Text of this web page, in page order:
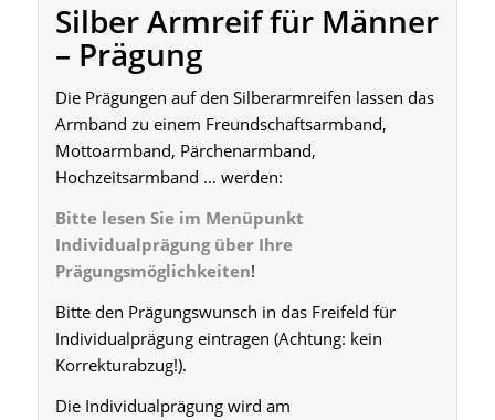
Silber Armreif für Männer
– Prägung
Die Prägungen auf den Silberarmreifen lassen das
Armband zu einem Freundschaftsarmband,
Mottoarmband, Pärchenarmband,
Hochzeitsarmband … werden:
Bitte lesen Sie im Menüpunkt
Individualprägung über Ihre
Prägungsmöglichkeiten!
Bitte den Prägungswunsch in das Freifeld für
Individualprägung eintragen (Achtung: kein
Korrekturabzug!).
Die Individualprägung wird am